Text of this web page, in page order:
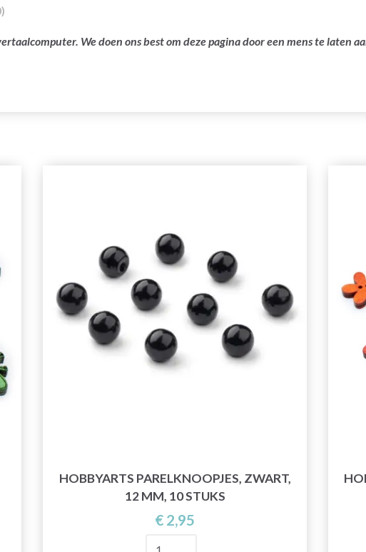
We doen ons best om deze pagina door een mens te laten
HOBBYARTS PARELKNOOPJES, ZWART,
12 MM, 10 STUKS
€ 2,95